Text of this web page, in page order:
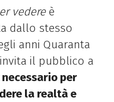
vedereè
dallo stesso
anni Quaranta
il pubblico a
per
la realtà e